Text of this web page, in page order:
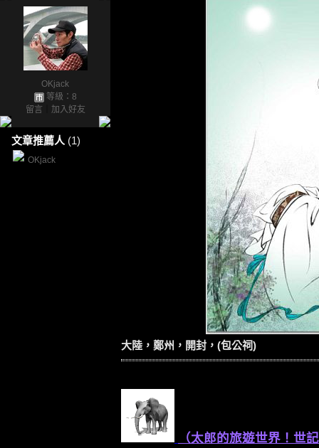
OKjack
等級：8
留言
加入好友
文章推薦人 (1)
OKjack
大陸，鄭州，開封，(包公祠)
（太郎的旅遊世界！世